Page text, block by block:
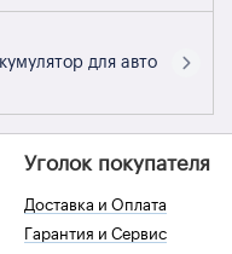
для авто
Уголок покупателя
Доставка и Оплата
Гарантия и Сервис